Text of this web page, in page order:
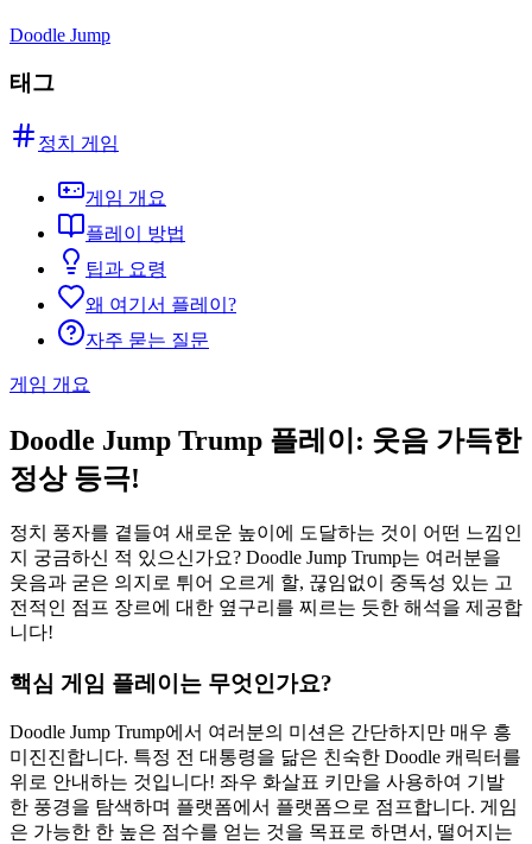
Doodle Jump
태그
정치 게임
게임 개요
플레이 방법
팁과 요령
왜 여기서 플레이?
자주 묻는 질문
게임 개요
Doodle Jump Trump 플레이: 웃음 가득한
정상 등극!
정치 풍자를 곁들여 새로운 높이에 도달하는 것이 어떤 느낌인
지 궁금하신 적 있으신가요? Doodle Jump Trump는 여러분을
웃음과 굳은 의지로 튀어 오르게 할, 끊임없이 중독성 있는 고
전적인 점프 장르에 대한 옆구리를 찌르는 듯한 해석을 제공합
니다!
핵심 게임 플레이는 무엇인가요?
Doodle Jump Trump에서 여러분의 미션은 간단하지만 매우 흥
미진진합니다. 특정 전 대통령을 닮은 친숙한 Doodle 캐릭터를
위로 안내하는 것입니다! 좌우 화살표 키만을 사용하여 기발
한 풍경을 탐색하며 플랫폼에서 플랫폼으로 점프합니다. 게임
은 가능한 한 높은 점수를 얻는 것을 목표로 하면서, 떨어지는